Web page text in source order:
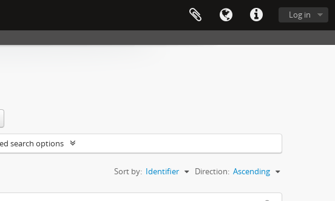
Log in
search options
Sort by: Identifier Direction: Ascending